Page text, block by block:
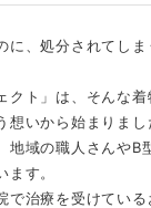
に、処分されてし
クト」は、そんな
想いから始まりまし
地域の職人さんやB
す。
で治療を受けてい